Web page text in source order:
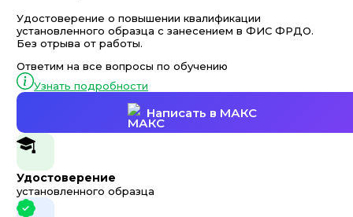
Удостоверение о повышении квалификации
установленного образца с занесением в ФИС ФРДО.
Без отрыва от работы.
Ответим на все вопросы по обучению
Узнать подробности
Написать в МАКС
Удостоверение
установленного образца